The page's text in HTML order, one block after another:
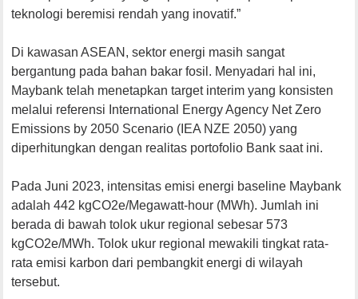
teknologi beremisi rendah yang inovatif.”
Di kawasan ASEAN, sektor energi masih sangat
bergantung pada bahan bakar fosil. Menyadari hal ini,
Maybank telah menetapkan target interim yang konsisten
melalui referensi International Energy Agency Net Zero
Emissions by 2050 Scenario (IEA NZE 2050) yang
diperhitungkan dengan realitas portofolio Bank saat ini.
Pada Juni 2023, intensitas emisi energi baseline Maybank
adalah 442 kgCO2e/Megawatt-hour (MWh). Jumlah ini
berada di bawah tolok ukur regional sebesar 573
kgCO2e/MWh. Tolok ukur regional mewakili tingkat rata-
rata emisi karbon dari pembangkit energi di wilayah
tersebut.